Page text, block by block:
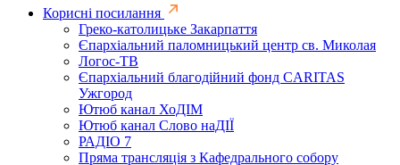
Корисні посилання
Греко-католицьке Закарпаття
Єпархіальний паломницький центр св. Миколая
Логос-ТВ
Єпархіальний благодійний фонд CARITAS
Ужгород
Ютюб канал ХоДІМ
Ютюб канал Слово наДІЇ
РАДІО 7
Пряма трансляція з Кафедрального собору